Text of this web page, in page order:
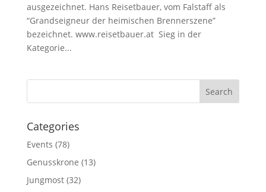
ausgezeichnet. Hans Reisetbauer, vom Falstaff als
“Grandseigneur der heimischen Brennerszene”
bezeichnet. www.reisetbauer.at Sieg in der
Kategorie...
Categories
Events (78)
Genusskrone (13)
Jungmost(32)